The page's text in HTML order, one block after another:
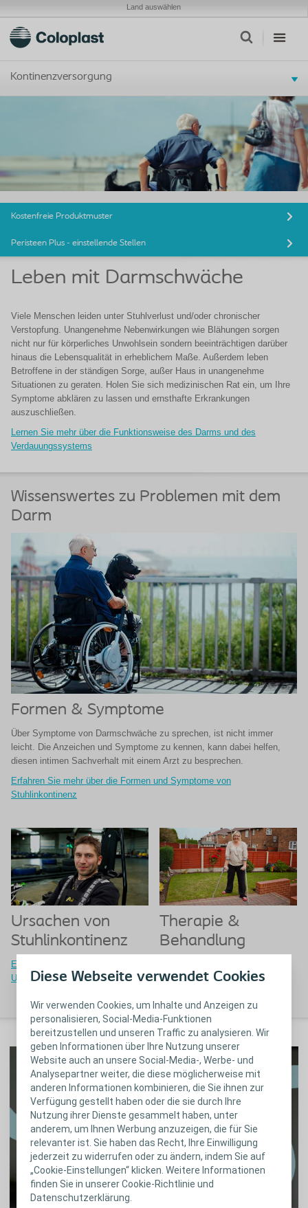
Diese Webseite verwendet Cookies
Wir verwenden Cookies, um Inhalte und Anzeigen zu
personalisieren, Social-Media-Funktionen
bereitzustellen und unseren Traffic zu analysieren. Wir
geben Informationen über Ihre Nutzung unserer
Website auch an unsere Social-Media-, Werbe- und
Analysepartner weiter, die diese möglicherweise mit
anderen Informationen kombinieren, die Sie ihnen zur
Verfügung gestellt haben oder die sie durch Ihre
Nutzung ihrer Dienste gesammelt haben, unter
anderem, um Ihnen Werbung anzuzeigen, die für Sie
relevanter ist. Sie haben das Recht, Ihre Einwilligung
jederzeit zu widerrufen oder zu ändern, indem Sie auf
„Cookie-Einstellungen“ klicken. Weitere Informationen
finden Sie in unserer Cookie-Richtlinie und
Datenschutzerklärung.
Land auswählen
Kontinenzversorgung
Kostenfreie Produktmuster
Peristeen Plus - einstellende Stellen
Leben mit Darmschwäche
Viele Menschen leiden unter Stuhlverlust und/oder chronischer
Verstopfung. Unangenehme Nebenwirkungen wie Blähungen sorgen
nicht nur für körperliches Unwohlsein sondern beeinträchtigen darüber
hinaus die Lebensqualität in erheblichem Maße. Außerdem leben
Betroffene in der ständigen Sorge, außer Haus in unangenehme
Situationen zu geraten. Holen Sie sich medizinischen Rat ein, um Ihre
Symptome abklären zu lassen und ernsthafte Erkrankungen
auszuschließen.
Lernen Sie mehr über die Funktionsweise des Darms und des
Verdauungssystems
Wissenswertes zu Problemen mit dem
Darm
Formen & Symptome
Über Symptome von Darmschwäche zu sprechen, ist nicht immer
leicht. Die Anzeichen und Symptome zu kennen, kann dabei helfen,
diesen intimen Sachverhalt mit einem Arzt zu besprechen.
Erfahren Sie mehr über die Formen und Symptome von
Stuhlinkontinenz
Ursachen von
Stuhlinkontinenz
Erfahren Sie mehr zu den
Ursachen von Stuhlinkontinenz
Therapie &
Behandlung
Therapien &